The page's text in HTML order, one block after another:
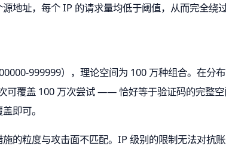
地址，每个 IP 的请求量均低于阈值，从而完全绕
999999），理论空间为 100 万种组合。在分
可覆盖 100 万次尝试 —— 恰好等于验证码的完整
即可。
的粒度与攻击面不匹配。IP 级别的限制无法对抗账